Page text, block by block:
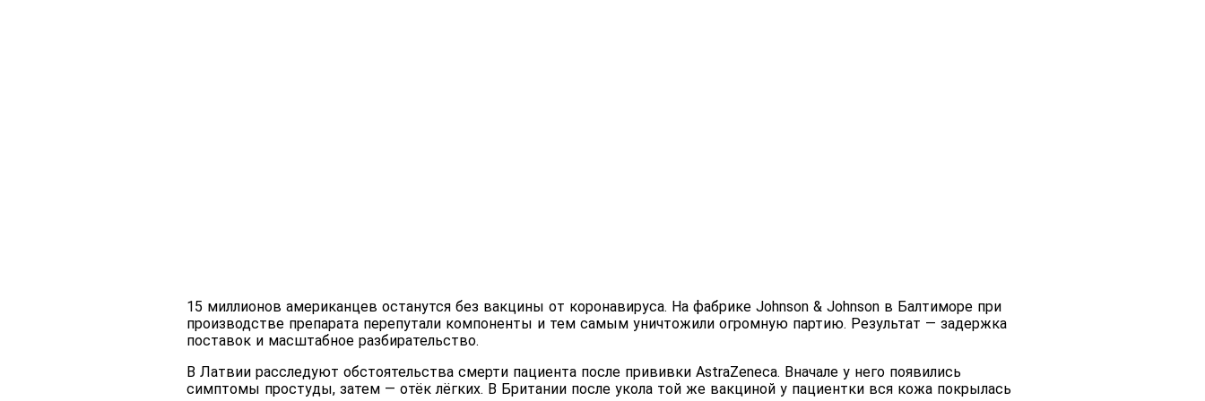
15 миллионов американцев останутся без вакцины от коронавируса. На фабрике Johnson & Johnson в Балтиморе при
производстве препарата перепутали компоненты и тем самым уничтожили огромную партию. Результат — задержка
поставок и масштабное разбирательство.
В Латвии расследуют обстоятельства смерти пациента после прививки AstraZeneca. Вначале у него появились
симптомы простуды, затем — отёк лёгких. В Британии после укола той же вакциной у пациентки вся кожа покрылась